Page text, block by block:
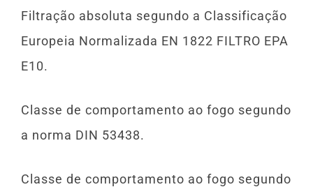
Filtração absoluta segundo a Classificação
Europeia Normalizada EN 1822 FILTRO EPA
E10.
Classe de comportamento ao fogo segundo
a norma DIN 53438.
Classe de comportamento ao fogo segundo